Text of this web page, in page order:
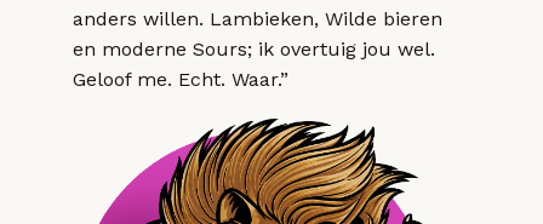
anders willen. Lambieken, Wilde bieren
en moderne Sours; ik overtuig jou wel.
Geloof me. Echt. Waar.”